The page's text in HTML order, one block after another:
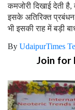
कमजोरी दिखाई देती
इसके अतिरिक्त
भी इसकी राह में बड़ी
By UdaipurTimes
Join for